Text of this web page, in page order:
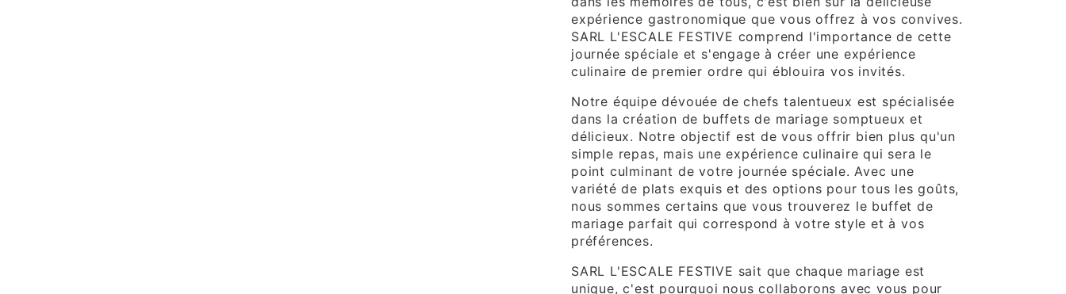
expérience gastronomique que vous offrez à vos convives.
SARL L'ESCALE FESTIVE comprend l'importance de cette
journée spéciale et s'engage à créer une expérience
culinaire de premier ordre qui éblouira vos invités.
Notre équipe dévouée de chefs talentueux est spécialisée
dans la création de buffets de mariage somptueux et
délicieux. Notre objectif est de vous offrir bien plus qu'un
simple repas, mais une expérience culinaire qui sera le
point culminant de votre journée spéciale. Avec une
variété de plats exquis et des options pour tous les goûts,
nous sommes certains que vous trouverez le buffet de
mariage parfait qui correspond à votre style et à vos
préférences.
SARL L'ESCALE FESTIVE sait que chaque mariage est
unique, c'est pourquoi nous collaborons avec vous pour